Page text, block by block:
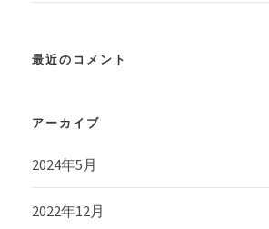
最近のコメント
アーカイブ
2024年5月
2022年12月